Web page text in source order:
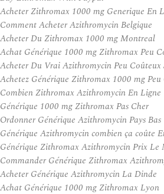
Acheter Zithromax 1000 mg Generique En
Comment Acheter Azithromycin Belgique
Acheter Du Zithromax 1000 mg Montreal
Achat Générique 1000 mg Zithromax Peu
Acheter Du Vrai Azithromycin Peu Coûteux
Achetez Générique Zithromax 1000 mg Peu
Combien Zithromax Azithromycin En Ligne
Générique 1000 mg Zithromax Pas Cher
Ordonner Générique Azithromycin Pays Bas
Générique Azithromycin combien ça coûte
Générique Zithromax Azithromycin Prix Le
Commander Générique Zithromax
Acheter Générique Azithromycin La Dinde
Achat Générique 1000 mg Zithromax Lyon